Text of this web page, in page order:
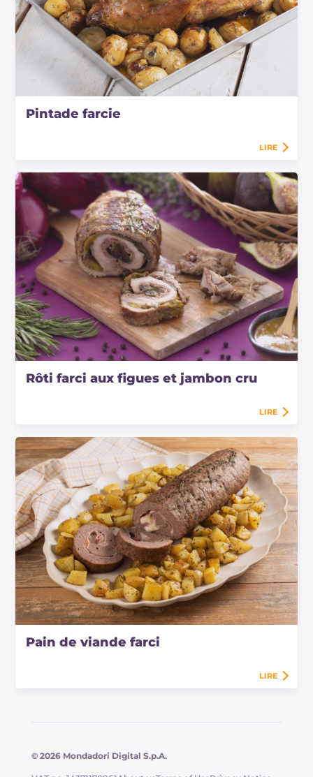
Pintade farcie
LIRE
Rôti farci aux figues et jambon cru
LIRE
Pain de viande farci
LIRE
© 2026 Mondadori Digital S.p.A.